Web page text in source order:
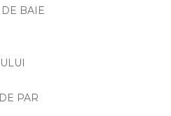
BAIE
PAR